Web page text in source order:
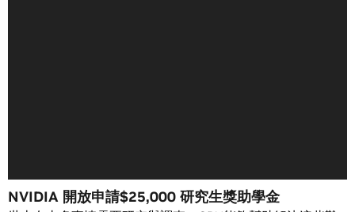
NVIDIA 開放申請$25,000 研究生獎助學金